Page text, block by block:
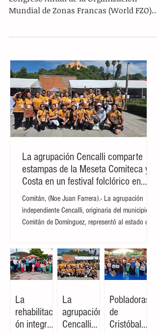
PANAMÁ, (EFE).– La duodécima edición
tradicionales. El foro internacional
enfatizó la necesidad de migrar hacia
ecosistemas industriales integrados que
prioricen la innovación, las energías
renovables, la infraestructura verde y la
economía circular. El evento reunió en la
capital panameña a más de 2,000 líderes
empresariales, direct
La agrupación Cencalli comparte
estampas de la Meseta Comiteca y la
Costa en un festival folclórico en
Cholula
Comitán, (Noe Juan Farrera).- La agrupación
Chiapas en el Primer Festival Nacional Vive el
Folclor, celebrado en la localidad de San Andrés
Cholula, Puebla. La compañía de danza,
profesiones, financió su traslado y participación
con recursos propios, logrando posicionarse como
la única comitiva chiapaneca en un encuentro que
La
La
Pobladoras